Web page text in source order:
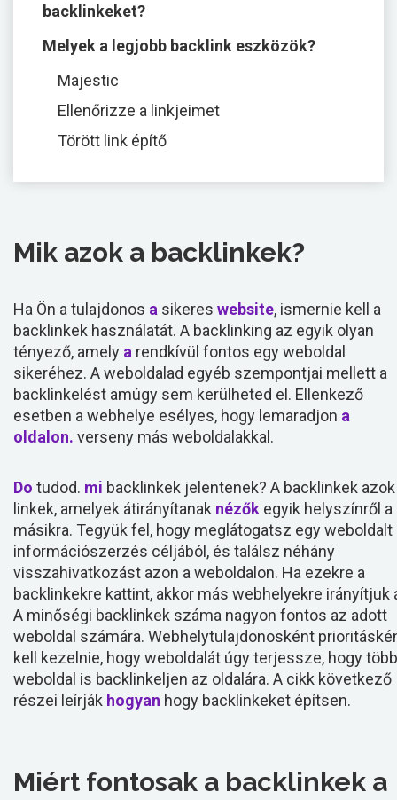
backlinkeket?
Melyek a legjobb backlink eszközök?
Majestic
Ellenőrizze a linkjeimet
Törött link építő
Mik azok a backlinkek?
Ha Ön a tulajdonos a sikeres website, ismernie kell a
backlinkek használatát. A backlinking az egyik olyan
tényező, amely a rendkívül fontos egy weboldal
sikeréhez. A weboldalad egyéb szempontjai mellett a
backlinkelést amúgy sem kerülheted el. Ellenkező
esetben a webhelye esélyes, hogy lemaradjon a
oldalon. verseny más weboldalakkal.
Do tudod. mi backlinkek jelentenek? A backlinkek azok
linkek, amelyek átirányítanak nézők egyik helyszínről a
másikra. Tegyük fel, hogy meglátogatsz egy weboldalt
információszerzés céljából, és találsz néhány
visszahivatkozást azon a weboldalon. Ha ezekre a
backlinkekre kattint, akkor más webhelyekre irányítjuk
A minőségi backlinkek száma nagyon fontos az adott
weboldal számára. Webhelytulajdonosként
kell kezelnie, hogy weboldalát úgy terjessze, hogy több
weboldal is backlinkeljen az oldalára. A cikk következő
részei leírják hogyan hogy backlinkeket építsen.
Miért fontosak a backlinkek a